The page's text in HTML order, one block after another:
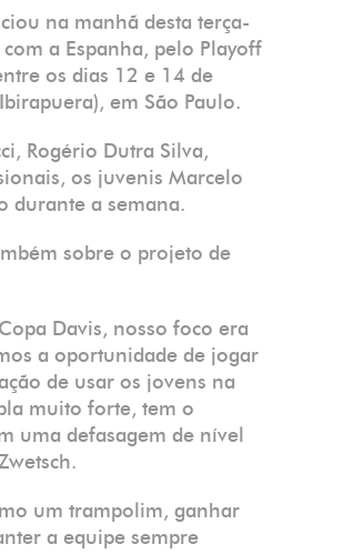
na manhã desta terça-
a Espanha, pelo Playoff
os dias 12 e 14 de
em São Paulo.
Rogério Dutra Silva,
os juvenis Marcelo
durante a semana.
sobre o projeto de
Davis, nosso foco era
a oportunidade de jogar
de usar os jovens na
muito forte, tem o
uma defasagem de nível
um trampolim, ganhar
a equipe sempre